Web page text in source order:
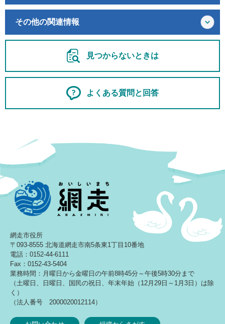
その他の関連情報
見つからないときは
よくある質問と回答
網走市役所
〒093-8555 北海道網走市南5条東1丁目10番地
電話：0152-44-6111
Fax：0152-43-5404
業務時間：月曜日から金曜日の午前8時45分～午後5時30分まで
（土曜日、日曜日、国民の祝日、年末年始（12月29日～1月3日）は除
く）
（法人番号 2000020012114）